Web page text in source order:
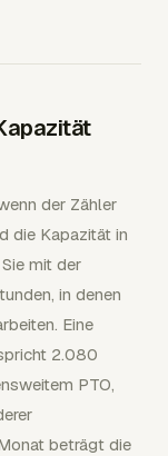
der Zähler
die Kapazität in
mit der
in denen
Eine
2.080
PTO,
beträgt die